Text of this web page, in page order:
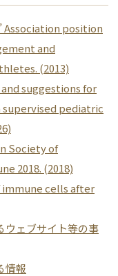
Association position
and
(2013)
suggestions for
pediatric
Society of
2018. (2018)
cells after
ウェブサイト等の事
情報